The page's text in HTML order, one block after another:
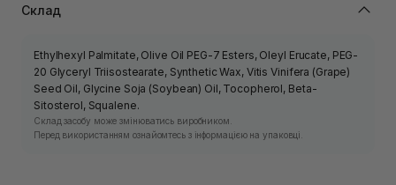
Склад
Ethylhexyl Palmitate, Olive Oil PEG-7 Esters, Oleyl Erucate, PEG-
20 Glyceryl Triisostearate, Synthetic Wax, Vitis Vinifera (Grape)
Seed Oil, Glycine Soja (Soybean) Oil, Tocopherol, Beta-
Sitosterol, Squalene.
Склад засобу може змінюватись виробником.
Перед використанням ознайомтесь з інформацією на упаковці.